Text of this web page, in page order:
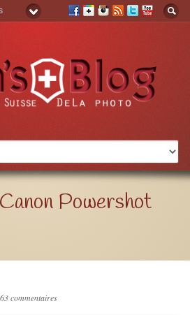
Powershot
63 commentaires